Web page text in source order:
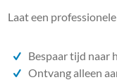
Laat een
Bespaar tijd naar
Ontvang alleen